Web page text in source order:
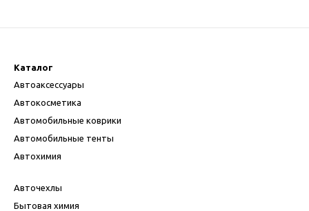
Каталог
Автоаксессуары
Автокосметика
Автомобильные коврики
Автомобильные тенты
Автохимия
Авточехлы
Бытовая химия